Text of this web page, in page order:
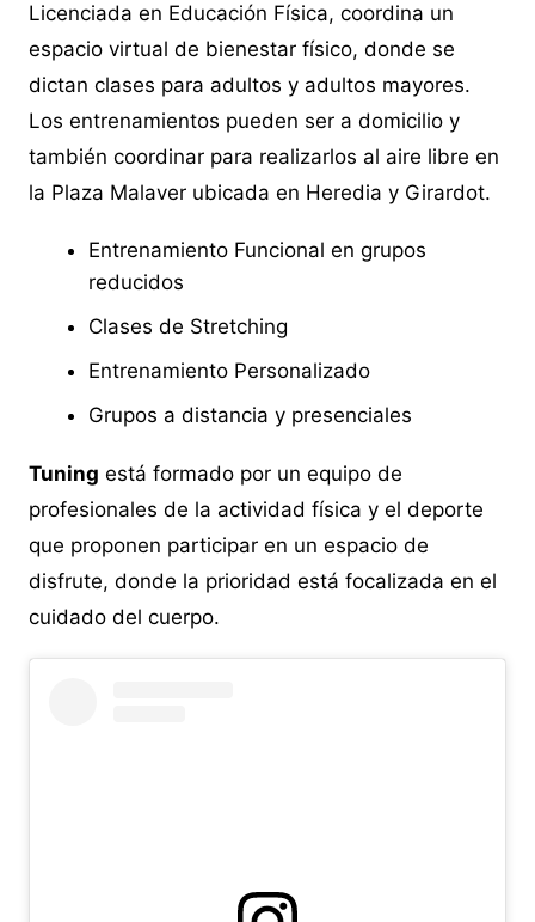
Licenciada en Educación Física, coordina un
espacio virtual de bienestar físico, donde se
dictan clases para adultos y adultos mayores.
Los entrenamientos pueden ser a domicilio y
también coordinar para realizarlos al aire libre en
la Plaza Malaver ubicada en Heredia y Girardot.
Entrenamiento Funcional en grupos
reducidos
Clases de Stretching
Entrenamiento Personalizado
Grupos a distancia y presenciales
Tuning está formado por un equipo de
profesionales de la actividad física y el deporte
que proponen participar en un espacio de
disfrute, donde la prioridad está focalizada en el
cuidado del cuerpo.